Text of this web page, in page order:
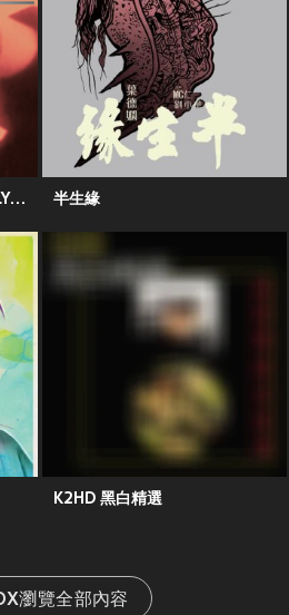
MULTIVERSE OF CINEPOLY 40TH ANNIVERSARY - 葉德嫺 半生緣
K2HD 黑白精選
瀏覽全部內容